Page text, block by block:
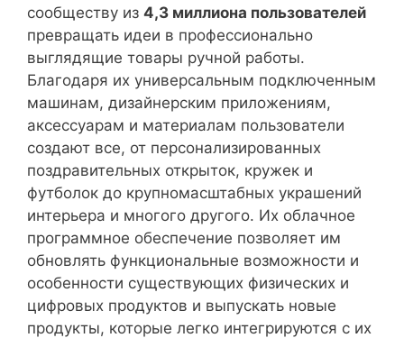
сообществу из 4,3 миллиона пользователей
превращать идеи в профессионально
выглядящие товары ручной работы.
Благодаря их универсальным подключенным
машинам, дизайнерским приложениям,
аксессуарам и материалам пользователи
создают все, от персонализированных
поздравительных открыток, кружек и
футболок до крупномасштабных украшений
интерьера и многого другого. Их облачное
программное обеспечение позволяет им
обновлять функциональные возможности и
особенности существующих физических и
цифровых продуктов и выпускать новые
продукты, которые легко интегрируются с их